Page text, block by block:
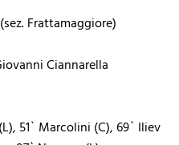
Frattamaggiore)
Ciannarella
51` Marcolini (C), 69` Iliev